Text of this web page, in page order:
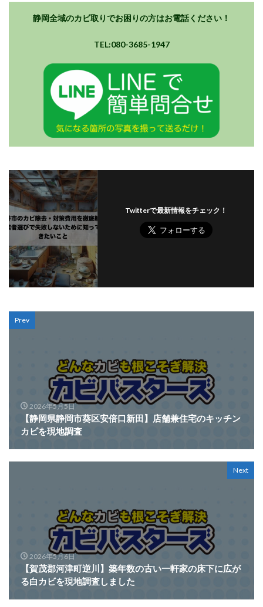
静岡全域のカビ取りでお困りの方はお電話ください！
TEL:080-3685-1947
Twitterで最新情報をチェック！
Prev
2026年5月5日
【静岡県静岡市葵区安倍口新田】店舗兼住宅のキッチン
カビを現地調査
Next
2026年5月6日
【賀茂郡河津町逆川】築年数の古い一軒家の床下に広が
る白カビを現地調査しました